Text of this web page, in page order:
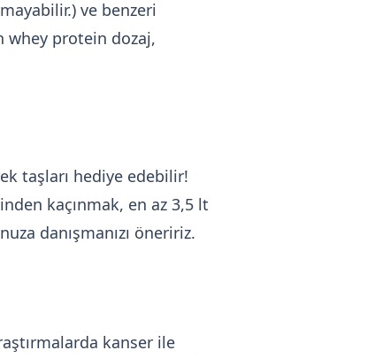
ve benzeri
whey protein dozaj,
taşları hediye edebilir!
kaçınmak, en az 3,5 lt
danışmanızı öneririz.
kanser ile